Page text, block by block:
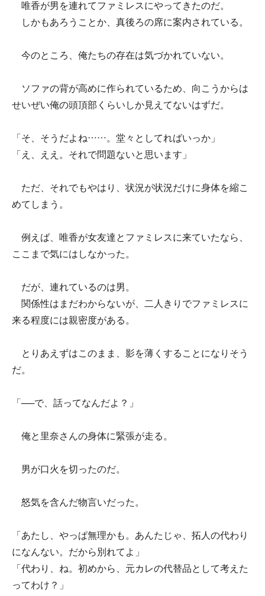
唯香が男を連れてファミレスにやってきたのだ。
しかもあろうことか、真後ろの席に案内されている。
今のところ、俺たちの存在は気づかれていない。
ソファの背が高めに作られているため、向こうからは
せいぜい俺の頭頂部くらいしか見えてないはずだ。
「そ、そうだよね……。堂々としてればいっか」
「え、ええ。それで問題ないと思います」
ただ、それでもやはり、状況が状況だけに身体を縮こ
めてしまう。
例えば、唯香が女友達とファミレスに来ていたなら、
ここまで気にはしなかった。
だが、連れているのは男。
関係性はまだわからないが、二人きりでファミレスに
来る程度には親密度がある。
とりあえずはこのまま、影を薄くすることになりそう
だ。
「──で、話ってなんだよ？」
俺と里奈さんの身体に緊張が走る。
男が口火を切ったのだ。
怒気を含んだ物言いだった。
「あたし、やっぱ無理かも。あんたじゃ、拓人の代わり
になんない。だから別れてよ」
「代わり、ね。初めから、元カレの代替品として考えた
ってわけ？」